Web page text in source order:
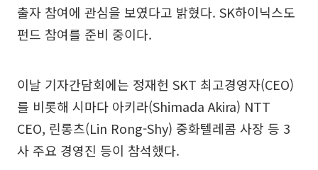
출자 참여에 관심을 보였다고 밝혔다. SK하이닉스도
펀드 참여를 준비 중이다.
이날 기자간담회에는 정재헌 SKT 최고경영자(CEO)
를 비롯해 시마다 아키라(Shimada Akira) NTT
CEO, 린롱츠(Lin Rong-Shy) 중화텔레콤 사장 등 3
사 주요 경영진 등이 참석했다.